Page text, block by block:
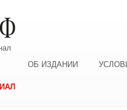
ОБ ИЗДАНИИ